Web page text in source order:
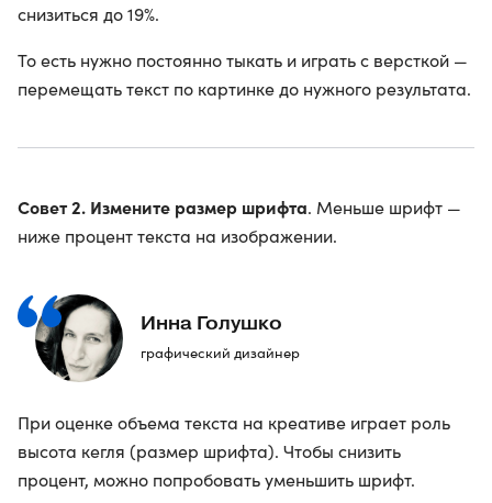
снизиться до 19%.
То есть нужно постоянно тыкать и играть с версткой —
перемещать текст по картинке до нужного результата.
Совет 2. Измените размер шрифта. Меньше шрифт —
ниже процент текста на изображении.
Инна Голушко
графический дизайнер
При оценке объема текста на креативе играет роль
высота кегля (размер шрифта). Чтобы снизить
процент, можно попробовать уменьшить шрифт.